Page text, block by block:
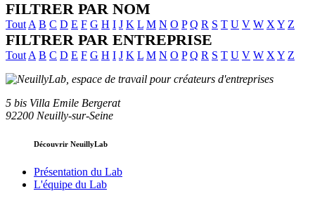
FILTRER PAR NOM
Tout A B C D E F G H I J K L M N O P Q R S T U V W X Y Z
FILTRER PAR ENTREPRISE
Tout A B C D E F G H I J K L M N O P Q R S T U V W X Y Z
5 bis Villa Emile Bergerat
92200 Neuilly-sur-Seine
Découvrir NeuillyLab
Présentation du Lab
L'équipe du Lab